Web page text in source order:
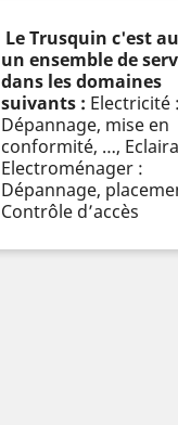
Le Trusquin c'est
un ensemble de
dans les domaines
suivants : Electricité :
Dépannage, mise en
conformité, …,
Electroménager :
Dépannage,
Contrôle d’accès